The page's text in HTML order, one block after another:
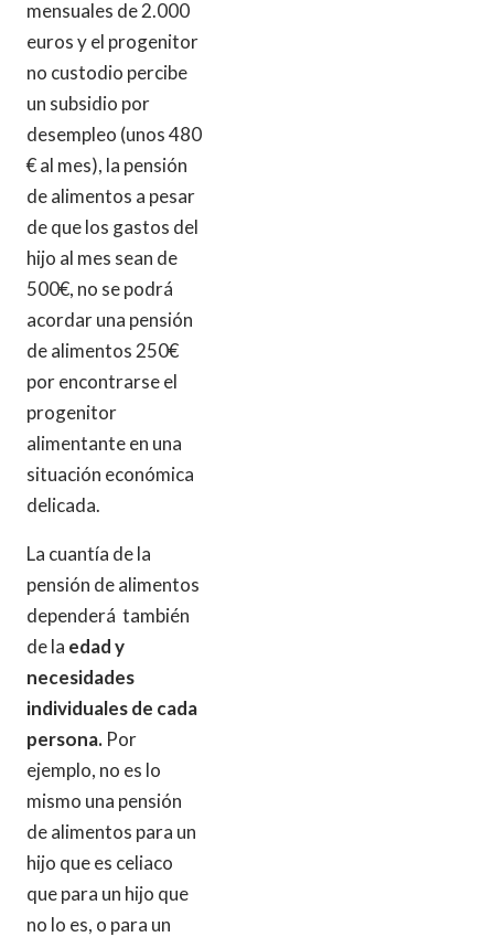
mensuales de 2.000
euros y el progenitor
no custodio percibe
un subsidio por
desempleo (unos 480
€ al mes), la pensión
de alimentos a pesar
de que los gastos del
hijo al mes sean de
500€, no se podrá
acordar una pensión
de alimentos 250€
por encontrarse el
progenitor
alimentante en una
situación económica
delicada.
La cuantía de la
pensión de alimentos
dependerá también
de la edad y
necesidades
individuales de cada
persona. Por
ejemplo, no es lo
mismo una pensión
de alimentos para un
hijo que es celiaco
que para un hijo que
no lo es, o para un